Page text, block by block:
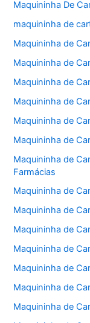
Maquininha De
maquininha de
Maquininha de
Maquininha de
Maquininha de
Maquininha de
Maquininha de
Maquininha de
Maquininha de
Farmácias
Maquininha de
Maquininha de
Maquininha de
Maquininha de
Maquininha de
Maquininha de
Maquininha de